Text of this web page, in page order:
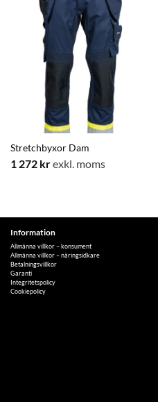
Stretchbyxor Dam
1 272 krexkl. moms
Information
Allmänna villkor – konsument
Allmänna villkor – näringsidkare
Betalningsvillkor
Garanti
Integritetspolicy
Cookiepolicy